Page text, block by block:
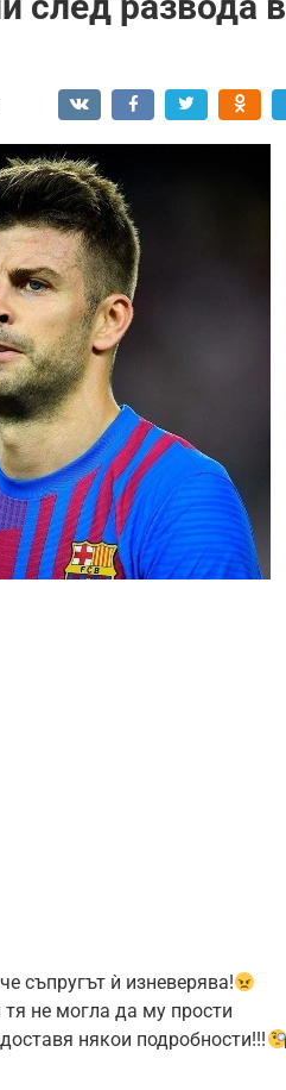
съпругът ѝ изневерява!
не могла да му прости
някои подробности!!!